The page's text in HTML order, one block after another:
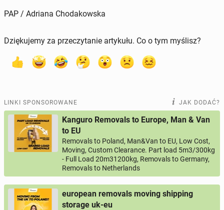
PAP / Adriana Chodakowska
Dziękujemy za przeczytanie artykułu. Co o tym myślisz?
LINKI SPONSOROWANE JAK DODAĆ?
Kanguro Removals to Europe, Man & Van
to EU
Removals to Poland, Man&Van to EU, Low Cost,
Moving, Custom Clearance. Part load 5m3/300kg
- Full Load 20m31200kg, Removals to Germany,
Removals to Netherlands
european removals moving shipping
storage uk-eu